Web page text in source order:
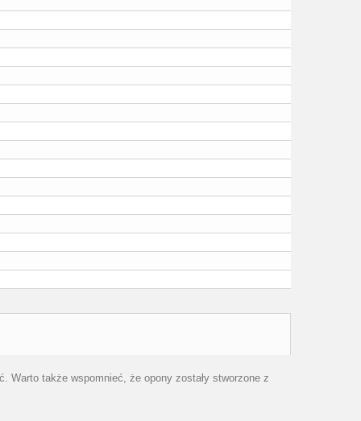
Warto także wspomnieć, że opony zostały stworzone z